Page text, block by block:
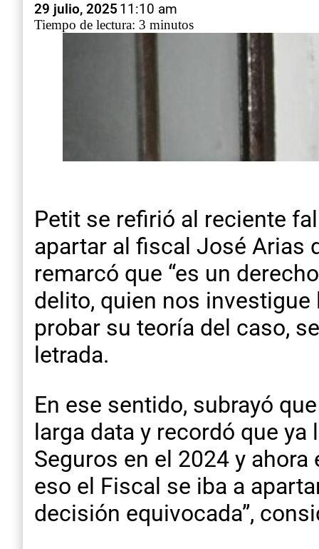
29 julio, 2025 11:10 am
Tiempo de lectura: 3 minutos
Petit se refirió al reciente
apartar al fiscal José Arias
remarcó que “es un
delito, quien nos
probar su teoría del caso,
letrada.
En ese sentido, subrayó
larga data y recordó que
Seguros en el 2024 y
eso el Fiscal se iba a
decisión equivocada”,